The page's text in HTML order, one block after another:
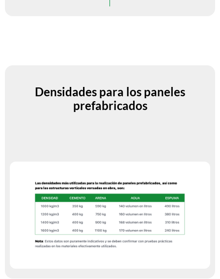
Densidades para los paneles
prefabricados